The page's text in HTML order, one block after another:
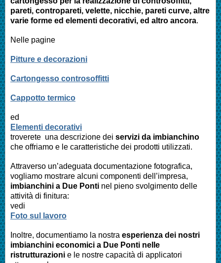
pareti, contropareti, velette, nicchie, pareti curve, altre
varie forme ed elementi decorativi, ed altro ancora.
Nelle pagine
Pitture e decorazioni
Cartongesso controsoffitti
Cappotto termico
ed
Elementi decorativi
troverete una descrizione dei servizi da imbianchino
che offriamo e le caratteristiche dei prodotti utilizzati.
Attraverso un’adeguata documentazione fotografica,
vogliamo mostrare alcuni componenti dell’impresa,
imbianchini a Due Ponti nel pieno svolgimento delle
attività di finitura:
vedi
Foto sul lavoro
Inoltre, documentiamo la nostra esperienza dei nostri
imbianchini economici a Due Ponti nelle
ristrutturazioni e le nostre capacità di applicatori